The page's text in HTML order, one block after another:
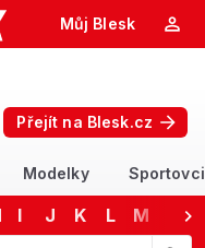
Můj Blesk
Přejít na Blesk.cz
Modelky Sportovci
I J K L M